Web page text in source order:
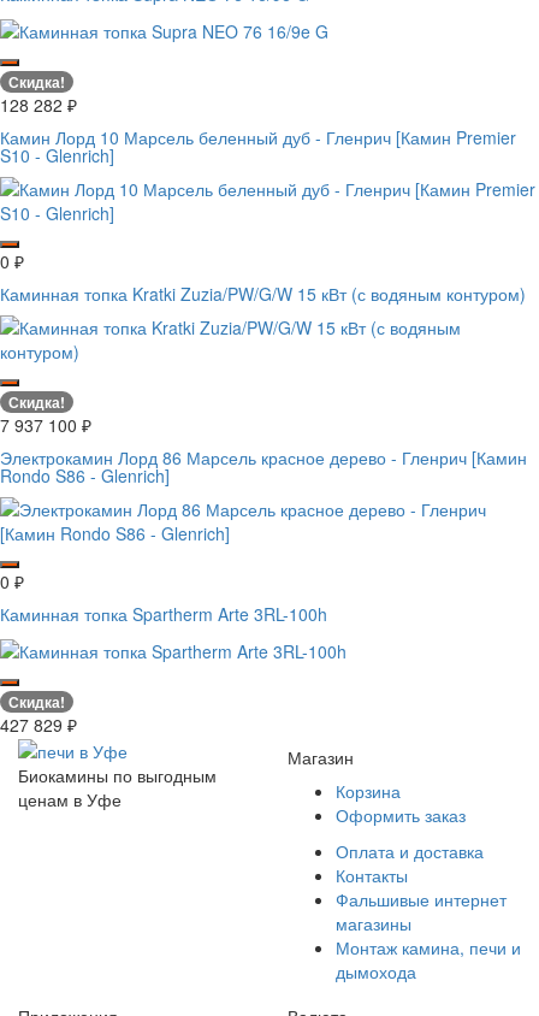
Скидка!
128 282 ₽
Камин Лорд 10 Марсель беленный дуб - Гленрич [Камин Premier
S10 - Glenrich]
0 ₽
Каминная топка Kratki Zuzia/PW/G/W 15 кВт (с водяным контуром)
Скидка!
7 937 100 ₽
Электрокамин Лорд 86 Марсель красное дерево - Гленрич [Камин
Rondo S86 - Glenrich]
0 ₽
Каминная топка Spartherm Arte 3RL-100h
Скидка!
427 829 ₽
Биокамины по выгодным
ценам в Уфе
Магазин
Корзина
Оформить заказ
Оплата и доставка
Контакты
Фальшивые интернет
магазины
Монтаж камина, печи и
дымохода